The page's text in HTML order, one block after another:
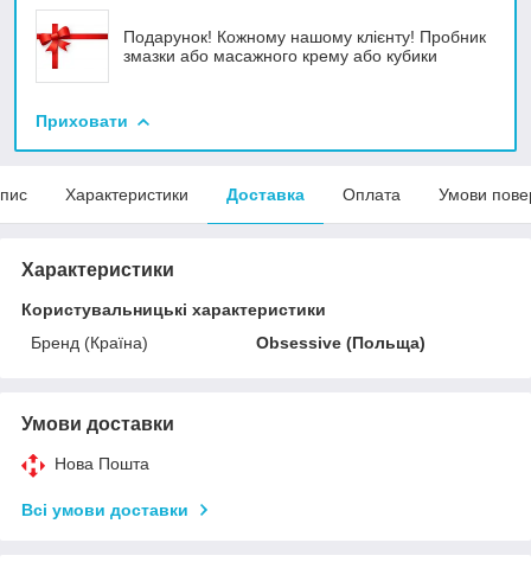
Подарунок! Кожному нашому клієнту! Пробник
змазки або масажного крему або кубики
Приховати
Характеристики Доставка Оплата Умови
Характеристики
Користувальницькі характеристики
Бренд (Країна)
Obsessive (Польща)
Умови доставки
Нова Пошта
Всі умови доставки